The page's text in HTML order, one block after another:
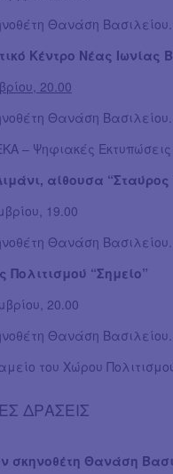
Θανάση Βασιλείου.
Κέντρο Νέας Ιωνίας
20.00
Θανάση Βασιλείου.
– Ψηφιακές Εκτυπώσεις
αίθουσα “Σταύρος
19.00
Θανάση Βασιλείου.
“Σημείο”
20.00
Θανάση Βασιλείου.
του Χώρου
ΔΡΑΣΕΙΣ
σκηνοθέτη Θανάση